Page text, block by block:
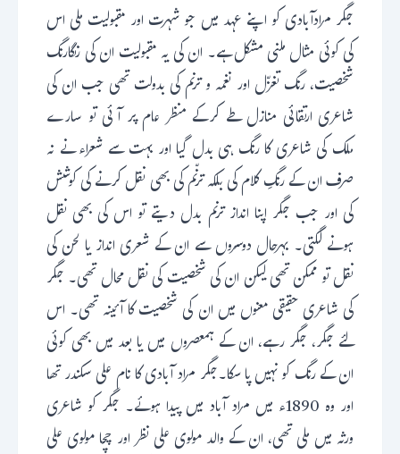
جگر مرادآبادی کو اپنے عہد میں جو شہرت اور مقبولیت ملی اس
کی کوئی مثال ملنی مشکل ہے۔ ان کی یہ مقبولیت ان کی رنگارنگ
شخصیت، رنگ تغزّل اور نغمہ و ترنم کی بدولت تھی جب ان کی
شاعری ارتقائی منازل طے کرکے منظر عام پر آئی تو سارے
ملک کی شاعری کا رنگ ہی بدل گیا اور بہت سے شعراء نے نہ
صرف ان کے رنگِ کلام کی بلکہ ترنّم کی بھی نقل کرنے کی کوشش
کی اور جب جگر اپنا انداز ترنم بدل دیتے تو اس کی بھی نقل
ہونے لگتی۔ بہرحال دوسروں سے ان کے شعری انداز یا لحن کی
نقل تو ممکن تھی لیکن ان کی شخصیت کی نقل محال تھی۔ جگر
کی شاعری حقیقی معنوں میں ان کی شخصیت کا آئینہ تھی۔ اس
لئے جگر، جگر رہے، ان کے ہمعصروں میں یا بعد میں بھی کوئی
ان کے رنگ کو نہیں پا سکا۔جگر مراد آبادی کا نام علی سکندر تھا
اور وہ 1890ء میں مراد آباد میں پیدا ہوئے۔ جگر کو شاعری
ورثہ میں ملی تھی، ان کے والد مولوی علی نظر اور چچا مولوی علی